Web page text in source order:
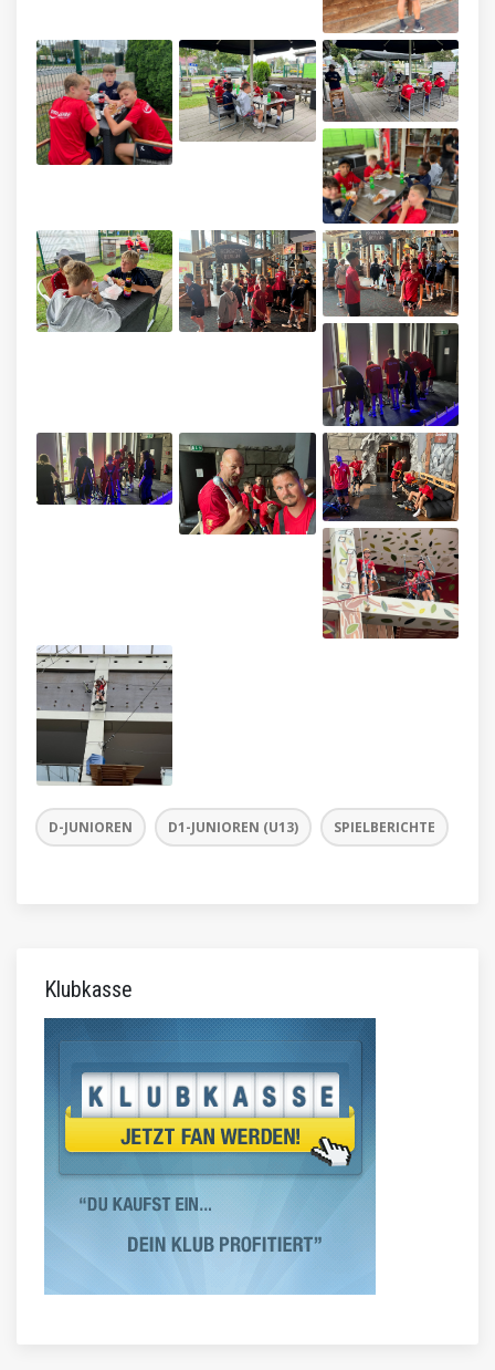
D-JUNIOREN D1-JUNIOREN (U13) SPIELBERICHTE
Klubkasse